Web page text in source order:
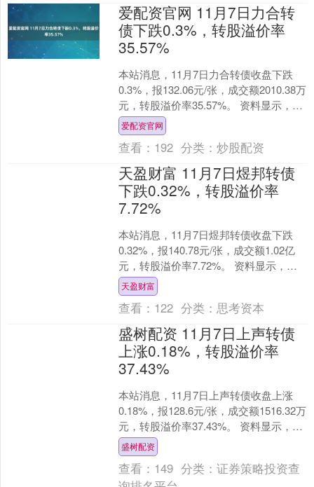
爱配资官网 11月7日力合转
债下跌0.3%，转股溢价率
35.57%
本站消息，11月7日力合转债收盘下跌
0.3%，报132.06元/张，成交额2010.38万
元，转股溢价率35.57%。 资料显示，力
合转债信用级别为“AA-”，....
爱配资官网
查看： 192 分类：炒股配资
天盈财富 11月7日煜邦转债
下跌0.32%，转股溢价率
7.72%
本站消息，11月7日煜邦转债收盘下跌
0.32%，报140.78元/张，成交额1.02亿
元，转股溢价率7.72%。 资料显示，煜
邦转债信用级别为“A”，债券期限6....
天盈财富
查看： 122 分类：思考资本
盛树配资 11月7日上声转债
上涨0.18%，转股溢价率
37.43%
本站消息，11月7日上声转债收盘上涨
0.18%，报128.6元/张，成交额1516.32万
元，转股溢价率37.43%。 资料显示，上
声转债信用级别为“A+”，债....
盛树配资
查看： 149 分类：证券策略投资查